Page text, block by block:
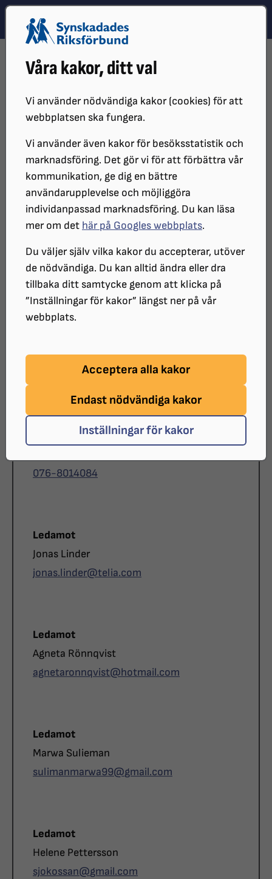
Våra kakor, ditt val
Vi använder nödvändiga kakor (cookies) för att
webbplatsen ska fungera.
Vi använder även kakor för besöksstatistik och
marknadsföring. Det gör vi för att förbättra vår
kommunikation, ge dig en bättre
användarupplevelse och möjliggöra
individanpassad marknadsföring. Du kan läsa
mer om det här på Googles webbplats.
Du väljer själv vilka kakor du accepterar, utöver
de nödvändiga. Du kan alltid ändra eller dra
tillbaka ditt samtycke genom att klicka på
”Inställningar för kakor” längst ner på vår
webbplats.
Acceptera alla kakor
Endast nödvändiga kakor
Inställningar för kakor
Hoppa till innehåll
Hoppa till hitta snabbt
DISTRIKT
SRF DALARNA DISTRIKTSSTYRELSENS LEDAMÖTER
Distriktsstyrelsens ledamöter
Utsedd av SRF Dalarnas årsmöte den 13
april 2024
Styrelsens sammansättning
Roll
Ordförande
Namn
Annika Östling
Telefon
070-2183312
Roll
Vice ordförande
Linda Siggman
Telefon
076-8014084
Roll
Ledamot
Namn
Jonas Linder
E-post
jonas.linder@telia.com
Roll
Ledamot
Namn
Agneta Rönnqvist
E-post
agnetaronnqvist@hotmail.com
Roll
Ledamot
Namn
Marwa Sulieman
E-post
sulimanmarwa99@gmail.com
Roll
Ledamot
Namn
Helene Pettersson
E-post
sjokossan@gmail.com